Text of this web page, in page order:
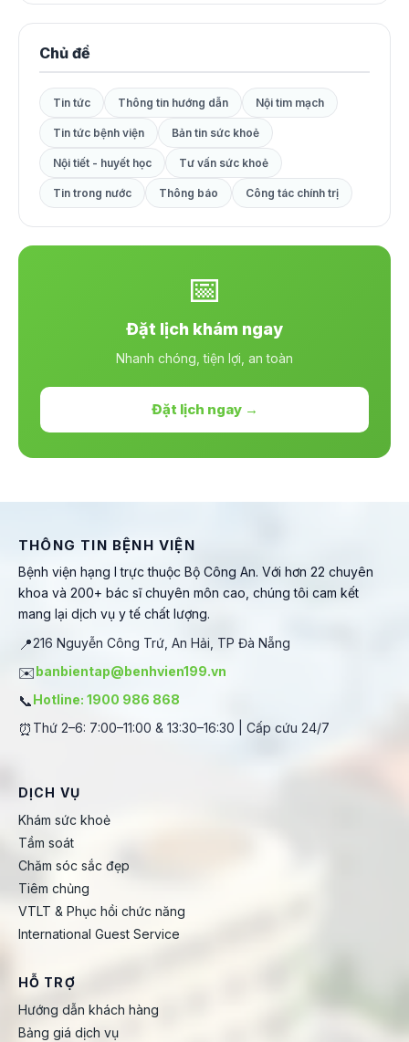
Chủ đề
Tin tức Thông tin hướng dẫn Nội tim mạch
Tin tức bệnh viện Bản tin sức khoẻ
Nội tiết - huyết học Tư vấn sức khoẻ
Tin trong nước Thông báo Công tác chính trị
📅
Đặt lịch khám ngay
Nhanh chóng, tiện lợi, an toàn
Đặt lịch ngay →
THÔNG TIN BỆNH VIỆN
Bệnh viện hạng I trực thuộc Bộ Công An. Với hơn 22 chuyên
khoa và 200+ bác sĩ chuyên môn cao, chúng tôi cam kết
mang lại dịch vụ y tế chất lượng.
📍216 Nguyễn Công Trứ, An Hải, TP Đà Nẵng
✉️banbientap@benhvien199.vn
📞Hotline: 1900 986 868
⏰ Thứ 2–6: 7:00–11:00 & 13:30–16:30 | Cấp cứu 24/7
DỊCH VỤ
Khám sức khoẻ
Tầm soát
Chăm sóc sắc đẹp
Tiêm chủng
VTLT & Phục hồi chức năng
International Guest Service
HỖ TRỢ
Hướng dẫn khách hàng
Bảng giá dịch vụ